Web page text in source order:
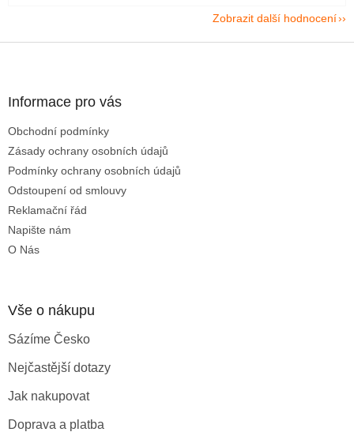
Zobrazit další hodnocení
Informace pro vás
Obchodní podmínky
Zásady ochrany osobních údajů
Podmínky ochrany osobních údajů
Odstoupení od smlouvy
Reklamační řád
Napište nám
O Nás
Vše o nákupu
Sázíme Česko
Nejčastější dotazy
Jak nakupovat
Doprava a platba